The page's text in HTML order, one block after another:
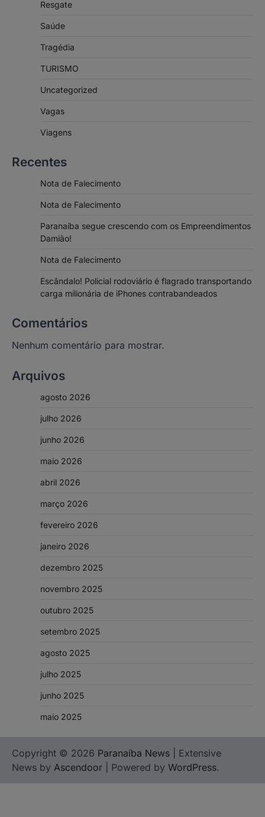
Resgate
Saúde
Tragédia
TURISMO
Uncategorized
Vagas
Viagens
Recentes
Nota de Falecimento
Nota de Falecimento
Paranaíba segue crescendo com os Empreendimentos
Damião!
Nota de Falecimento
Escândalo! Policial rodoviário é flagrado transportando
carga milionária de iPhones contrabandeados
Comentários
Nenhum comentário para mostrar.
Arquivos
agosto 2026
julho 2026
junho 2026
maio 2026
abril 2026
março 2026
fevereiro 2026
janeiro 2026
dezembro 2025
novembro 2025
outubro 2025
setembro 2025
agosto 2025
julho 2025
junho 2025
maio 2025
Copyright © 2026 Paranaíba News | Extensive
News by Ascendoor | Powered by WordPress.